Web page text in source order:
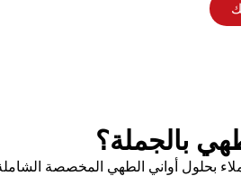
بالجملة؟
بحلول أواني الطهي المخصصة